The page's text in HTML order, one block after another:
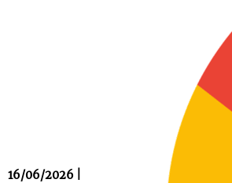
16/06/2026 |